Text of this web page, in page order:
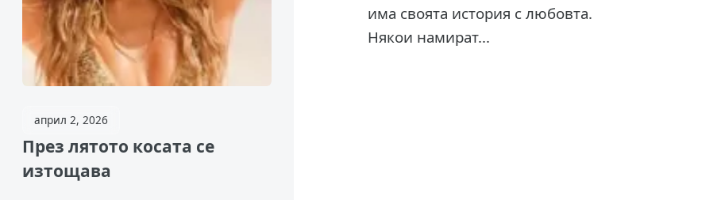
има своята история с любовта.
Някои намират...
април 2, 2026
През лятото косата се
изтощава